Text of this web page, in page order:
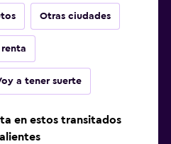
Otras ciudades
a tener suerte
en estos transitados